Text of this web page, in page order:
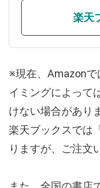
楽天
※現在、Amazonで
イミングによって
けない場合があり
楽天ブックスでは
りますが、ご注文